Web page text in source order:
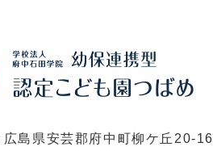
島県安芸郡府中町柳ケ丘20-16